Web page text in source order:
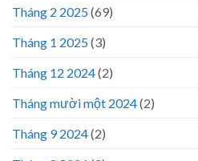
Tháng 2 2025(69)
Tháng 1 2025(3)
Tháng 12 2024(2)
Tháng mười một 2024(2)
Tháng 9 2024(2)